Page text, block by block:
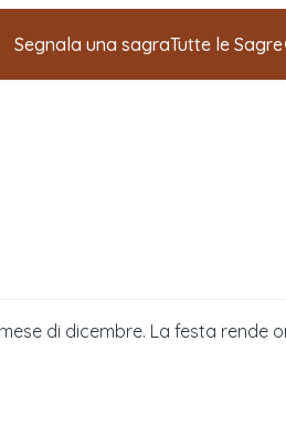
Segnala una sagraTutte le Sagre
di dicembre. La festa rende